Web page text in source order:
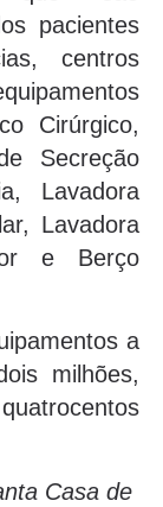
pacientes
centros
Cirúrgico,
Secreção
Lavadora
Lavadora
e Berço
a
milhões,
Casa de